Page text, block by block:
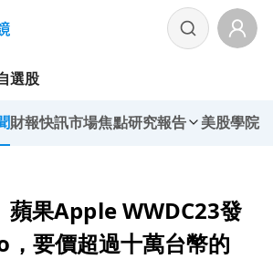
選股
財報快訊市場焦點研究報告 美股學院
蘋果Apple WWDC23發
要價超過十萬台幣的